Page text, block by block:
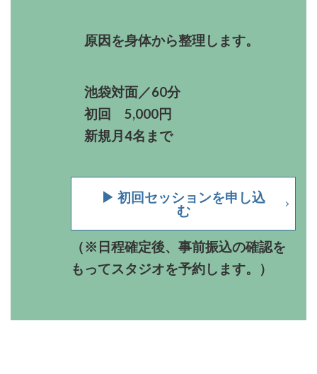
原因を身体から整理します。
池袋対面／60分
初回 5,000円
新規月4名まで
▶︎ 初回セッションを申し込
む
（※ 日程確定後、事前振込の確認を
もってスタジオを予約します。
）